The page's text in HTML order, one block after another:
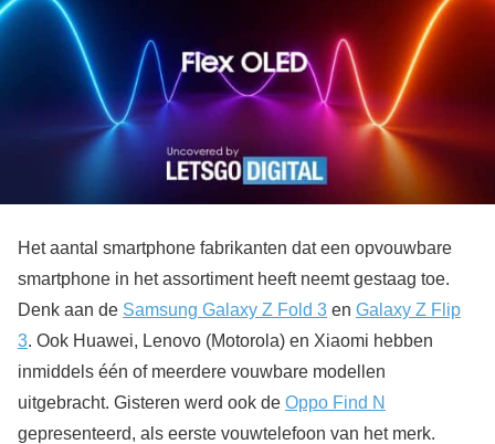
Het aantal smartphone fabrikanten dat een opvouwbare
smartphone in het assortiment heeft neemt gestaag toe.
Denk aan de Samsung Galaxy Z Fold 3 en Galaxy Z Flip
3. Ook Huawei, Lenovo (Motorola) en Xiaomi hebben
inmiddels één of meerdere vouwbare modellen
uitgebracht. Gisteren werd ook de Oppo Find N
gepresenteerd, als eerste vouwtelefoon van het merk.